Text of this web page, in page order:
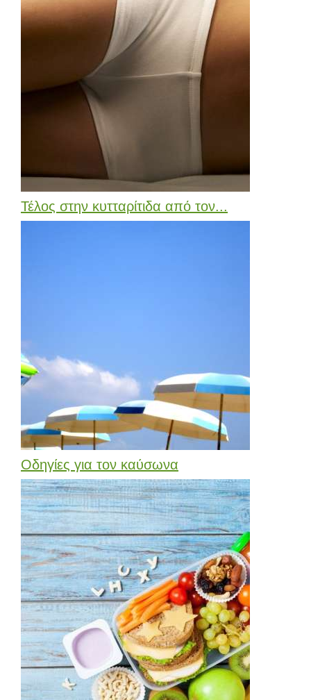
Τέλος στην κυτταρίτιδα από τον...
Οδηγίες για τον καύσωνα